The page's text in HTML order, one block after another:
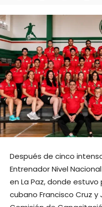
Después de cinco
Entrenador Nivel
en La Paz, donde
cubano Francisco Cruz y